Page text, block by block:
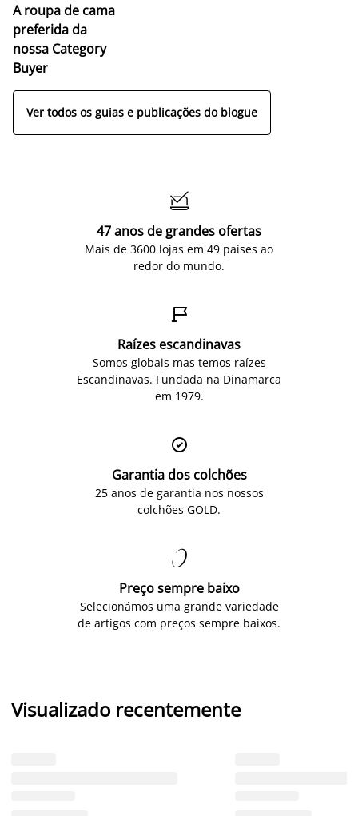
A roupa de cama
preferida da
nossa Category
Buyer
Ver todos os guias e publicações do blogue

47 anos de grandes ofertas
Mais de 3600 lojas em 49 países ao
redor do mundo.

Raízes escandinavas
Somos globais mas temos raízes
Escandinavas. Fundada na Dinamarca
em 1979.

Garantia dos colchões
25 anos de garantia nos nossos
colchões GOLD.

Preço sempre baixo
Selecionámos uma grande variedade
de artigos com preços sempre baixos.
Visualizado recentemente